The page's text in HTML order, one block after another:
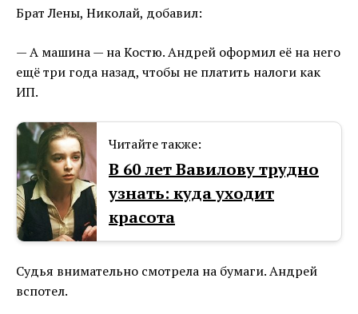
Брат Лены, Николай, добавил:
— А машина — на Костю. Андрей оформил её на него
ещё три года назад, чтобы не платить налоги как
ИП.
Читайте также:
В 60 лет Вавилову трудно
узнать: куда уходит
красота
Судья внимательно смотрела на бумаги. Андрей
вспотел.